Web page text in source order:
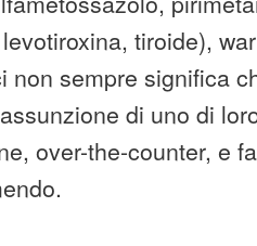
tiroide),
non sempre significa
di uno di
over-the-counter, e